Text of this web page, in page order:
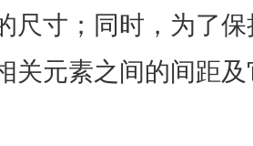
尺寸；同时，为了
关元素之间的间距